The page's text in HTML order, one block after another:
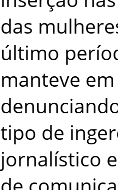
das
último
manteve
tipo de
jornalístico